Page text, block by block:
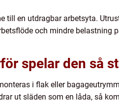
till en utdragbar arbetsyta.
och mindre belastning
spelar den så
i flak eller
ut släden som en låda, så